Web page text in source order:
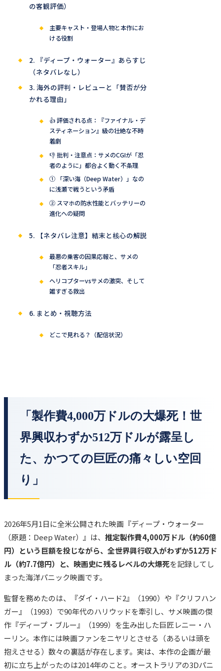
の客観評価）
主要キャスト・登場人物と本作にお
ける役割
2. 『ディープ・ウォーター』あらすじ
（ネタバレなし）
3. 海外の評判・レビューと「賛否が分
かれる理由」
👍 評価される点：『ファイナル・デ
スティネーション』級の壮絶な不時
着劇
👎 批判・注意点：サメのCGIが「忍
者のように」都合よく動く不条理
① 「深い海（Deep Water）」なの
に浅瀬で戦うという矛盾
② スマホの防水性能とバッテリーの
進化への疑問
5. 【ネタバレ注意】結末と核心の解説
最悪の乗客の因果応報と、サメの
「忍者スキル」
ヘリコプターvsサメの激突、そして
雑すぎる救出
6. まとめ・視聴方法
どこで見れる？（配信状況）
「製作費4,000万ドルの大爆死！世
界興収わずか512万ドルが露呈し
た、かつての巨匠の痛々しい空回
り」
2026年5月1日に全米公開された映画『ディープ・ウォーター
（原題：Deep Water）』は、 推定製作費4,000万ドル（約60億
円）という巨額を投じながら、全世界興行収入がわずか512万ド
ル（約7.7億円）と、映画史に残るレベルの大爆死を記録してし
まった海洋パニック映画です。
監督を務めたのは、『ダイ・ハード2』（1990）や『クリフハン
ガー』（1993）で90年代のハリウッドを牽引し、サメ映画の傑
作『ディープ・ブルー』（1999）を生み出した巨匠レニー・ハ
ーリン。本作には映画ファンをニヤリとさせる（あるいは頭を
抱えさせる）数々の裏話が存在します。実は、本作の企画が最
初に立ち上がったのは2014年のこと。オーストラリアの3Dパニ